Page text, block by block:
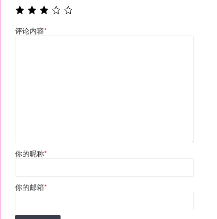
评论内容*
你的昵称*
你的邮箱*